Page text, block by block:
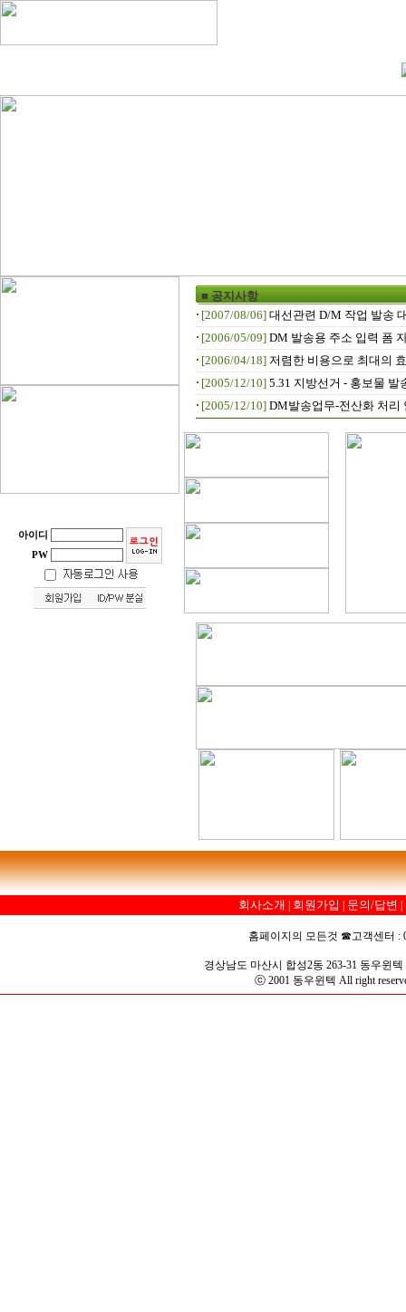
아이디
PW
■ 공지사항
[2007/08/06] 대선관련 D/M 작업 발송
[2006/05/09] DM 발송용 주소 입력 폼
[2006/04/18] 저렴한 비용으로 최대의
[2005/12/10] 5.31 지방선거 - 홍보물 발
[2005/12/10] DM발송업무-전산화 처리
회사소개 회원가입 문의/답변
홈페이지의 모든것 ☎고객센터 :
경상남도 마산시 합성2동 263-31 동우윈
ⓒ 2001 동우윈텍 All right